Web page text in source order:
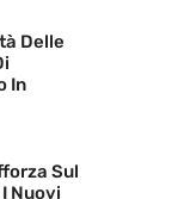
Delle
In
Sul
Nuovi